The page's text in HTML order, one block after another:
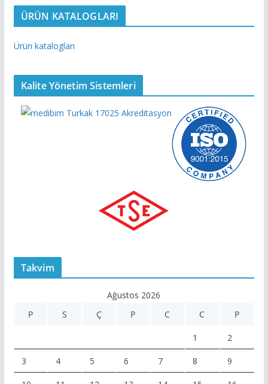
ÜRÜN KATALOGLARI
Ürün katalogları
Kalite Yönetim Sistemleri
Takvim
Ağustos 2026
P
S Ç P C C P
1 2
3 4 5 6 7 8 9